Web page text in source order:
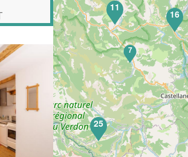
del
e
Vista
25
7
16
11